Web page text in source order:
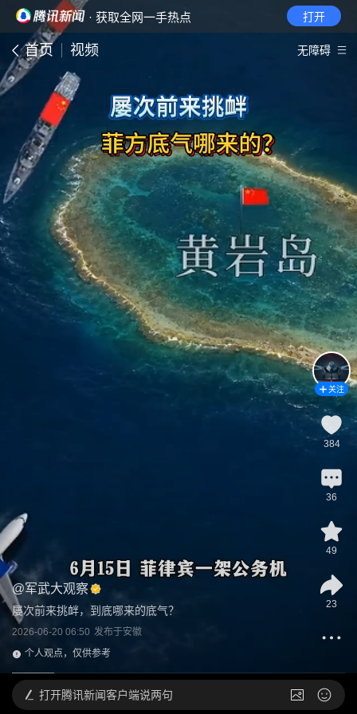
· 获取全网一手热点 打开
首页 视频 无障碍
@军武大观察
屡次前来挑衅，到底哪来的底气？
2026-06-20 06:50 发布于安徽
个人观点，仅供参考
关注
384
36
49
23
打开腾讯新闻客户端说两句